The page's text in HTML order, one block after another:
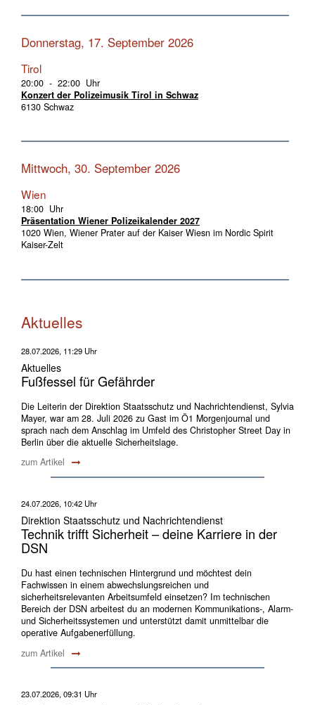
Donnerstag, 17. September 2026
Tirol
20:00 - 22:00 Uhr
Konzert der Polizeimusik Tirol in Schwaz
6130 Schwaz
Mittwoch, 30. September 2026
Wien
18:00 Uhr
Präsentation Wiener Polizeikalender 2027
1020 Wien, Wiener Prater auf der Kaiser Wiesn im Nordic Spirit
Kaiser-Zelt
Aktuelles
28.07.2026, 11:29 Uhr
Aktuelles
Fußfessel für Gefährder
Die Leiterin der Direktion Staatsschutz und Nachrichtendienst, Sylvia
Mayer, war am 28. Juli 2026 zu Gast im Ö1 Morgenjournal und
sprach nach dem Anschlag im Umfeld des Christopher Street Day in
Berlin über die aktuelle Sicherheitslage.
zum Artikel
24.07.2026, 10:42 Uhr
Direktion Staatsschutz und Nachrichtendienst
Technik trifft Sicherheit – deine Karriere in der
DSN
Du hast einen technischen Hintergrund und möchtest dein
Fachwissen in einem abwechslungsreichen und
sicherheitsrelevanten Arbeitsumfeld einsetzen? Im technischen
Bereich der DSN arbeitest du an modernen Kommunikations-, Alarm-
und Sicherheitssystemen und unterstützt damit unmittelbar die
operative Aufgabenerfüllung.
zum Artikel
23.07.2026, 09:31 Uhr